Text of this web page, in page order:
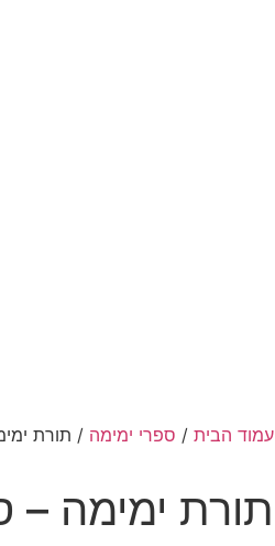
עמוד הבית / ספרי ימימה / תורת
תורת ימימה –